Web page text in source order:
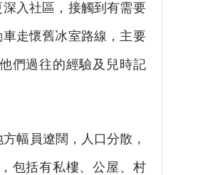
入社區，接觸到有需要
走懷舊冰室路線，主要
們過往的經驗及兒時記
幅員遼闊，人口分散，
包括有私樓、公屋、村